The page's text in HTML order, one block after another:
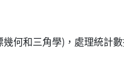
何和三角學)，處理統計